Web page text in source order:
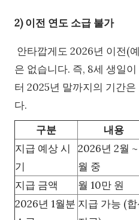
2) 이전 연도 소급 불가
안타깝게도 2026년 이전(
은 없습니다. 즉, 8세 생일
터 2025년 말까지의 기간
다.
구분
내용
지급 예상 시
기
2026년 2월 ~
월 중
지급 금액
월 10만 원
2026년 1월분 지급 가능 (